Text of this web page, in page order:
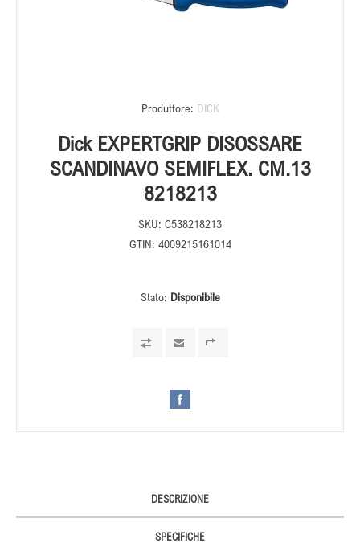
Produttore: DICK
Dick EXPERTGRIP DISOSSARE
SCANDINAVO SEMIFLEX. CM.13
8218213
SKU: C538218213
GTIN: 4009215161014
Stato: Disponibile
DESCRIZIONE
SPECIFICHE